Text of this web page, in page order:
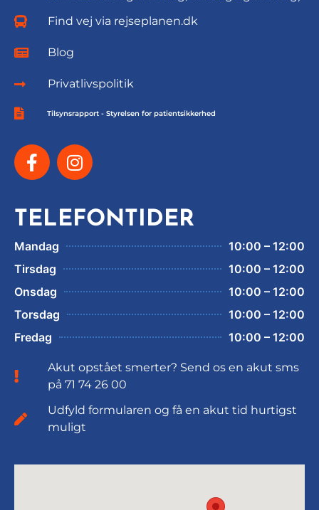
Find vej via rejseplanen.dk
Blog
Privatlivspolitik
Tilsynsrapport - Styrelsen for patientsikkerhed
TELEFONTIDER
Mandag
10:00 – 12:00
Tirsdag
10:00 – 12:00
Onsdag
10:00 – 12:00
Torsdag
10:00 – 12:00
Fredag
10:00 – 12:00
Akut opstået smerter? Send os en akut sms
på 71 74 26 00
Udfyld formularen og få en akut tid hurtigst
muligt